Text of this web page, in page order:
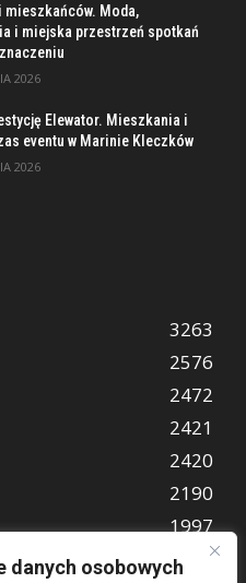
danych osobowych
mieszkańców. Moda,
i miejska przestrzeń spotkań
2026
Elewator. Mieszkania i
eventu w Marinie Kleczków
2026
3263
2576
2472
2421
2420
2190
1997
849